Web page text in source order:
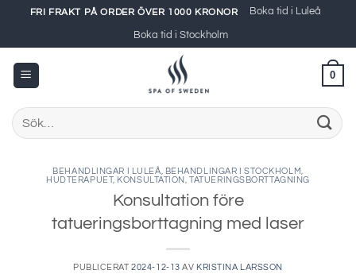
content
FRI FRAKT PÅ ORDER ÖVER 1000 KRONOR Boka tid i Luleå
Boka tid i Stockholm
0
Sök
efter:
BEHANDLINGAR I LULEÅ BEHANDLINGAR I STOCKHOLM
HUDTERAPUET, KONSULTATION ,TATUERINGSBORTTAGNING
Konsultation före
tatueringsborttagning med laser
PUBLICERAT2024-12-13 AV KRISTINA LARSSON